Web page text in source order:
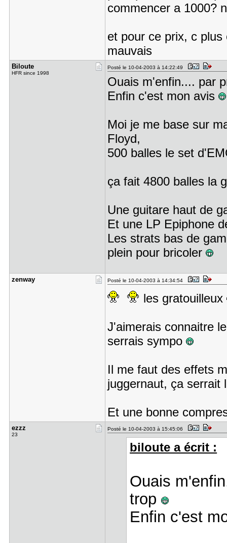
commencer a 1000?
et pour ce prix, c
mauvais
Biloute
HFR since 1998
Posté le 10-04-2003 à 14:22:49
Ouais m'enfin.... par
Enfin c'est mon avis
Moi je me base sur
Floyd,
500 balles le set
ça fait 4800 balles la
Une guitare haut de
Et une LP Epiphone
Les strats bas de
plein pour bricoler
zenway Posté le 10-04-2003 à 14:34:54
les gratouilleux
J'aimerais connaitre
serrais sympo
Il me faut des effets
juggernaut, ça serrait
Et une bonne
ezzz
23
Posté le 10-04-2003 à 15:45:06
biloute a écrit :
Ouais
trop
Enfin c'est